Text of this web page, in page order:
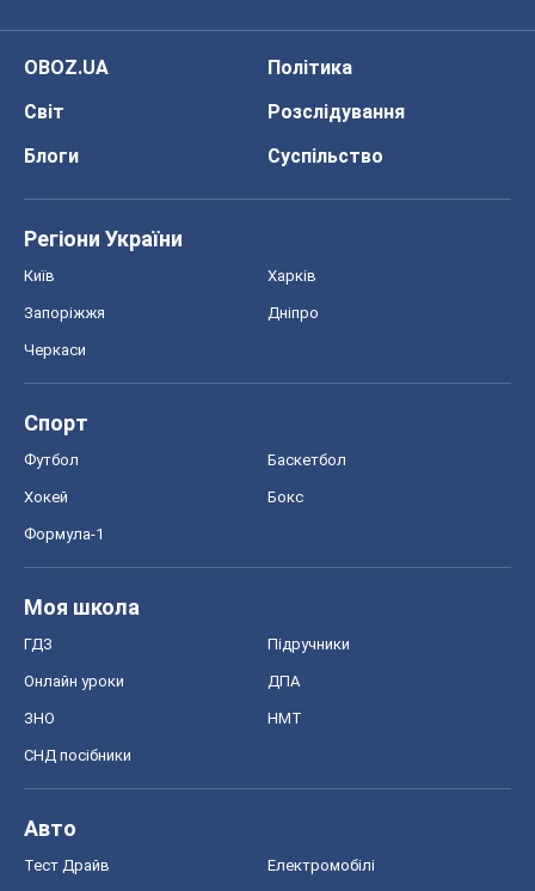
OBOZ.UA
Політика
Світ
Розслідування
Блоги
Суспільство
Регіони України
Київ Харків
Запоріжжя Дніпро
Черкаси
Спорт
Футбол Баскетбол
Хокей Бокс
Формула-1
Моя школа
ГДЗ Підручники
Онлайн уроки ДПА
ЗНО НМТ
СНД посібники
Авто
Тест Драйв Електромобілі